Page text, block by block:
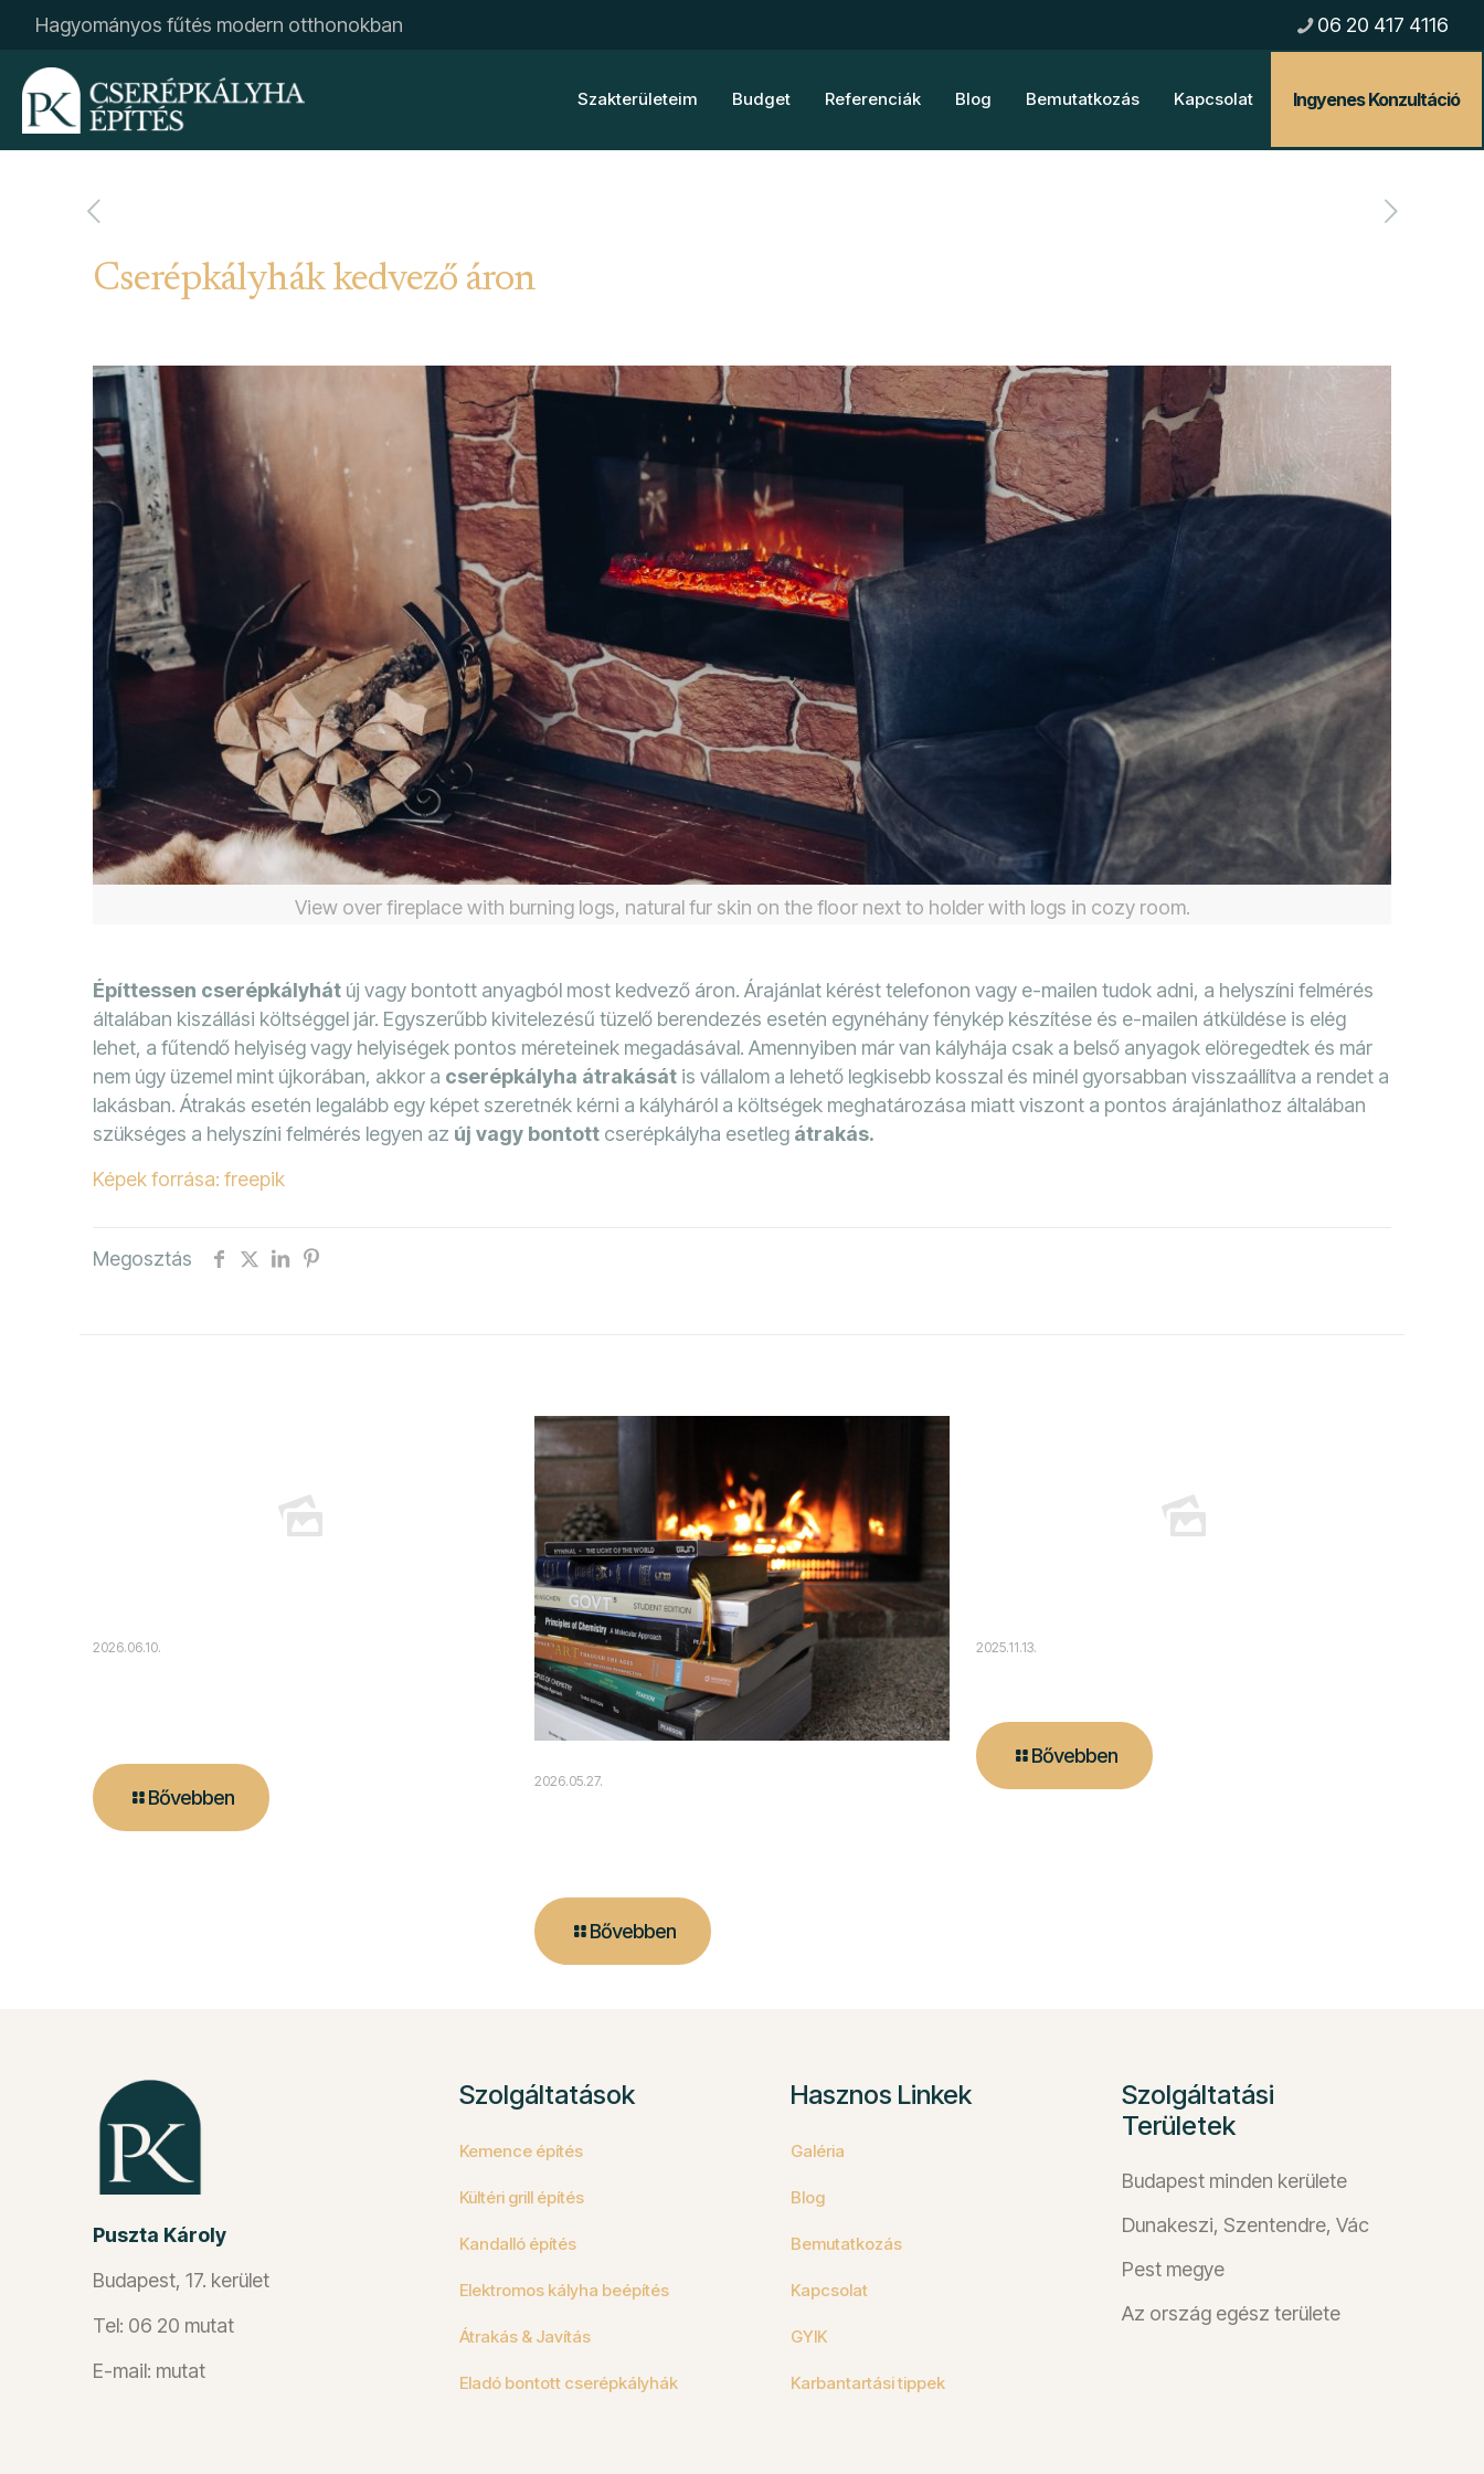
Hagyományos fűtés modern otthonokban 06 20 417 4116
Szakterületeim Budget Referenciák Blog Bemutatkozás Kapcsolat Ingyenes Konzultáció
Cserépkályhák kedvező áron
View over fireplace with burning logs, natural fur skin on the floor next to holder with logs in cozy room.
Építtessen cserépkályhát új vagy bontott anyagból most kedvező áron. Árajánlat kérést telefonon vagy e-mailen tudok adni, a helyszíni felmérés
általában kiszállási költséggel jár. Egyszerűbb kivitelezésű tüzelő berendezés esetén egynéhány fénykép készítése és e-mailen átküldése is elég
lehet, a fűtendő helyiség vagy helyiségek pontos méreteinek megadásával. Amennyiben már van kályhája csak a belső anyagok elöregedtek és már
nem úgy üzemel mint újkorában, akkor a cserépkályha átrakását is vállalom a lehető legkisebb kosszal és minél gyorsabban visszaállítva a rendet a
lakásban. Átrakás esetén legalább egy képet szeretnék kérni a kályháról a költségek meghatározása miatt viszont a pontos árajánlathoz általában
szükséges a helyszíni felmérés legyen az új vagy bontott cserépkályha esetleg átrakás.
Képek forrása: freepik
Megosztás
2026.06.10.
Bővebben
2026.05.27.
Bővebben
2025.11.13.
Bővebben
Puszta Károly
Budapest, 17. kerület
Tel: 06 20 mutat
E-mail: mutat
Szolgáltatások
Kemence építés
Kültéri grill építés
Kandalló építés
Elektromos kályha beépítés
Átrakás & Javítás
Eladó bontott cserépkályhák
Hasznos Linkek
Galéria
Blog
Bemutatkozás
Kapcsolat
GYIK
Karbantartási tippek
Szolgáltatási
Területek
Budapest minden kerülete
Dunakeszi, Szentendre, Vác
Pest megye
Az ország egész területe